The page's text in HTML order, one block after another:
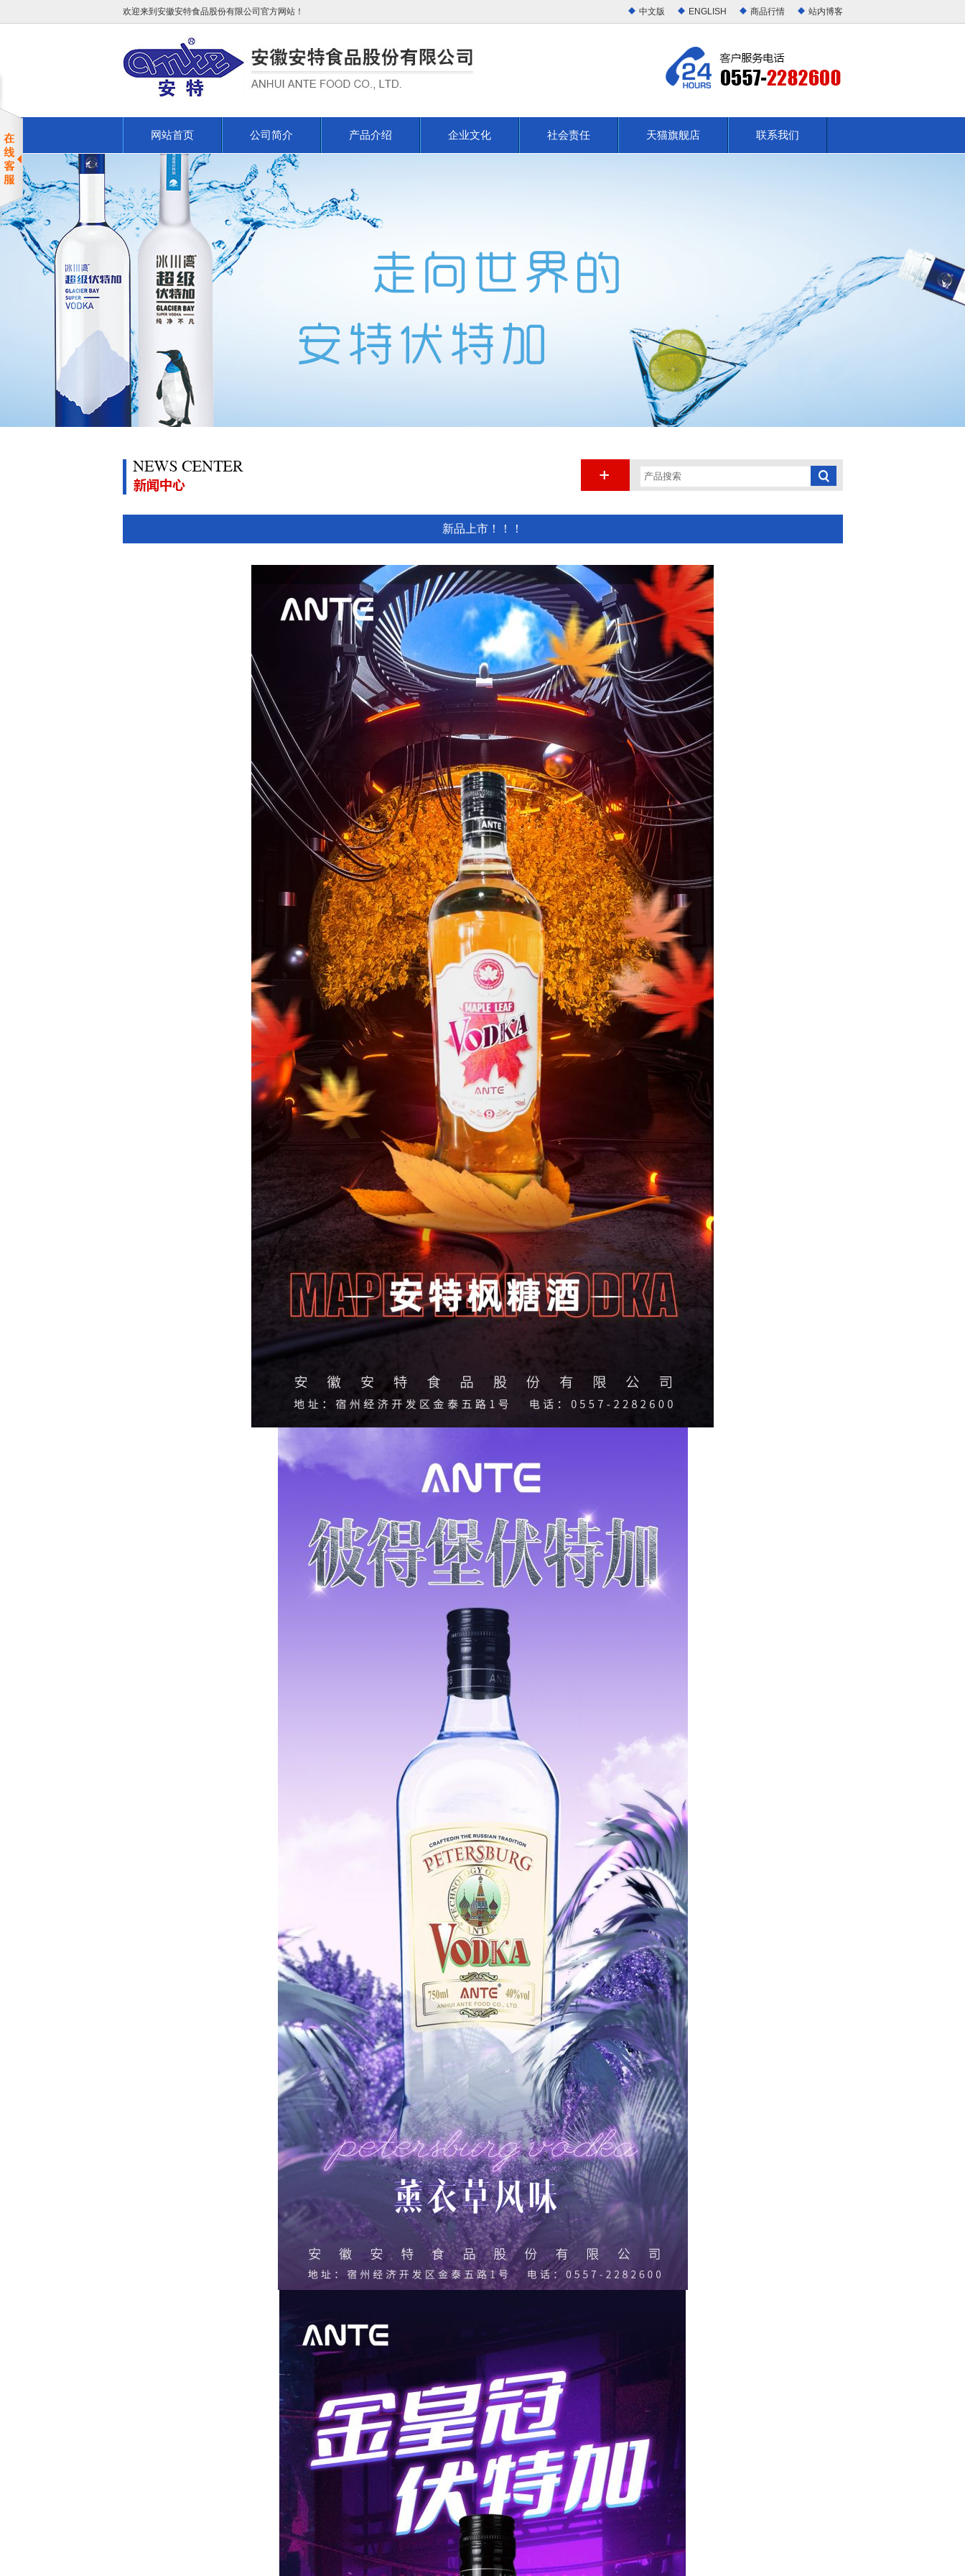
欢迎来到安徽安特食品股份有限公司官方网站！ 中文版 ENGLISH 商品行情 站内博客
网站首页 公司简介 产品介绍 企业文化 社会责任 天猫旗舰店 联系我们
新品上市！！！